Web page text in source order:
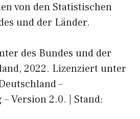
von den Statistischen
und der Länder.
des Bundes und der
2022. Lizenziert unter
–
Version 2.0. | Stand: